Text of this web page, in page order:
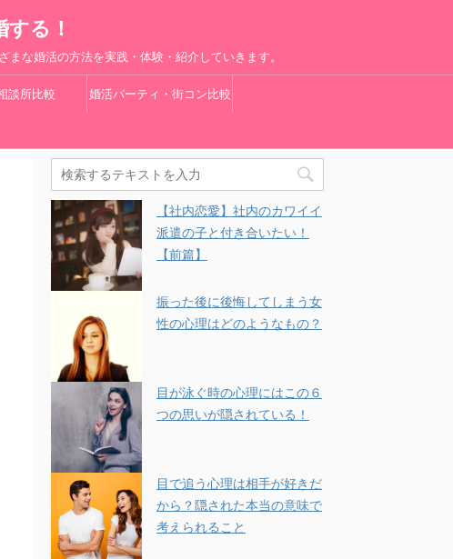
る！
な婚活の方法を実践・体験・紹介していきます。
談所比較 婚活パーティ・街コン比較
【社内恋愛】社内のカワイイ
派遣の子と付き合いたい！
【前篇】
振った後に後悔してしまう女
性の心理はどのようなもの？
目が泳ぐ時の心理にはこの６
つの思いが隠されている！
目で追う心理は相手が好きだ
から？隠された本当の意味で
考えられること